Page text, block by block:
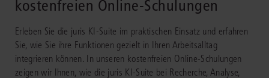
kostenfreien Online-Schulungen
Erleben Sie die juris KI-Suite im praktischen Einsatz und erfahren
Sie, wie Sie ihre Funktionen gezielt in Ihren Arbeitsalltag
integrieren können. In unseren kostenfreien Online-Schulungen
zeigen wir Ihnen, wie die juris KI-Suite bei Recherche, Analyse,